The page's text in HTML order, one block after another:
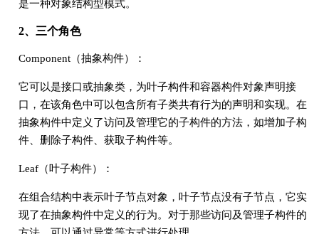
是一种对象结构型模式。
2、三个角色
Component（抽象构件）：
它可以是接口或抽象类，为叶子构件和容器构件对象声明接
口，在该角色中可以包含所有子类共有行为的声明和实现。在
抽象构件中定义了访问及管理它的子构件的方法，如增加子构
件、删除子构件、获取子构件等。
Leaf（叶子构件）：
在组合结构中表示叶子节点对象，叶子节点没有子节点，它实
现了在抽象构件中定义的行为。对于那些访问及管理子构件的